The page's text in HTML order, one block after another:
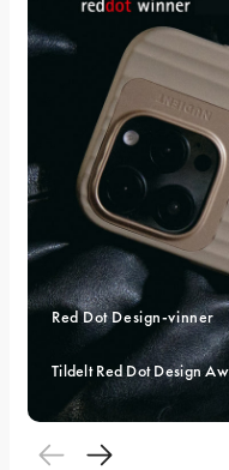
Red Dot Design-vinner
Tildelt Red Dot Design